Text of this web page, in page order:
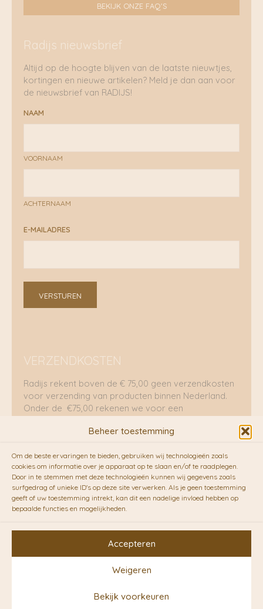
Beheer toestemming
Om de beste ervaringen te bieden, gebruiken wij technologieën zoals
cookies om informatie over je apparaat op te slaan en/of te raadplegen.
Door in te stemmen met deze technologieën kunnen wij gegevens zoals
surfgedrag of unieke ID's op deze site verwerken. Als je geen toestemming
geeft of uw toestemming intrekt, kan dit een nadelige invloed hebben op
bepaalde functies en mogelijkheden.
Accepteren
Weigeren
Bekijk voorkeuren
BEKIJK ONZE FAQ'S
Radijs nieuwsbrief
Altijd op de hoogte blijven van de laatste nieuwtjes,
kortingen en nieuwe artikelen? Meld je dan aan voor
de nieuwsbrief van RADIJS!
NAAM
VOORNAAM
ACHTERNAAM
E-MAILADRES
VERSTUREN
VERZENDKOSTEN
Radijs rekent boven de € 75,00 geen verzendkosten
voor verzending van producten binnen Nederland.
Onder de €75,00 rekenen we voor een
RADIJS werkt samen met de duurzame bezorgdienst
vanFietskoeriers.nl. Pakketten (mits voorradig) voor
10.00 uur besteld op een doordeweekse dag,
bezorgen zij soms nog op dezelfde dag in de
avonduren! Brievenbuspakjes de volgende dag. En
waar mogelijk ook echt op de fiets!!
Conceptstore | Designed by